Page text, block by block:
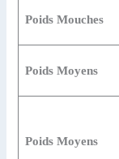
Poids Mouches
Poids Moyens
Poids Moyens